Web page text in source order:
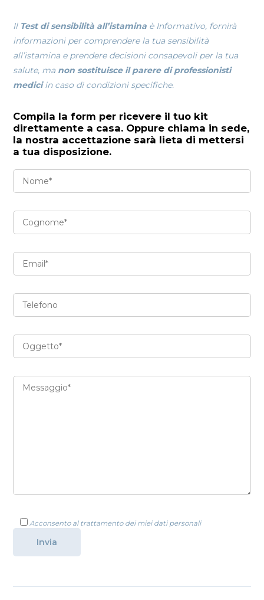
Il Test di sensibilità all’istamina è Informativo, fornirà
informazioni per comprendere la tua sensibilità
all’istamina e prendere decisioni consapevoli per la tua
salute, ma non sostituisce il parere di professionisti
mediciin caso di condizioni specifiche.
Compila la form per ricevere il tuo kit
direttamente a casa. Oppure chiama in sede,
la nostra accettazione sarà lieta di mettersi
a tua disposizione.
Acconsento al trattamento dei miei dati personali